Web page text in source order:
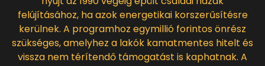
felújításához, ha azok energetikai korszerűsítésre
kerülnek. A programhoz egymillió forintos önrész
szükséges, amelyhez a lakók kamatmentes hitelt és
vissza nem térítendő támogatást is kaphatnak. A